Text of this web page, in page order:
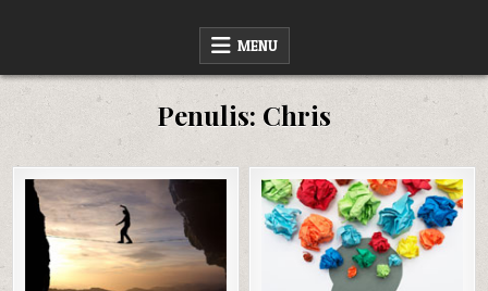
MENU
Penulis: Chris
Posted
in
Posted